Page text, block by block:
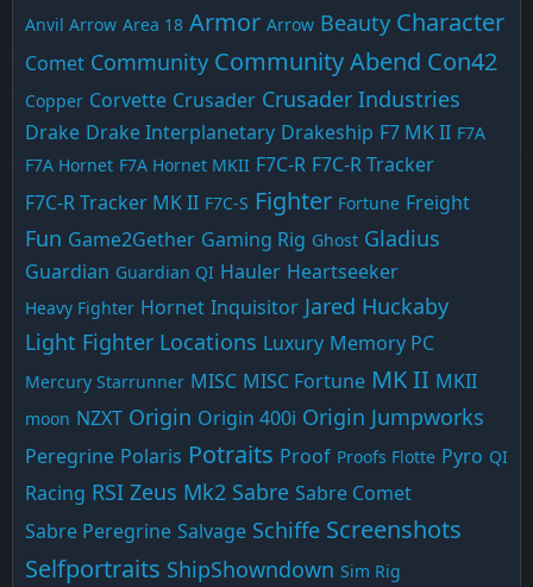
Anvil Arrow Area 18 Armor Arrow Beauty Character
Comet Community Community Abend Con42
Copper Corvette Crusader Crusader Industries
Drake Drake Interplanetary Drakeship F7 MK II F7A
F7A Hornet F7A Hornet MKII F7C-R F7C-R Tracker
F7C-R Tracker MK II F7C-S Fighter Fortune Freight
Fun Game2Gether Gaming Rig Ghost Gladius
Guardian Guardian QI Hauler Heartseeker
Heavy Fighter Hornet Inquisitor Jared Huckaby
Light Fighter Locations Luxury Memory PC
Mercury Starrunner MISC MISC Fortune MK II MKII
moon NZXT Origin Origin 400i Origin Jumpworks
Peregrine Polaris Potraits Proof Proofs Flotte Pyro QI
Racing RSI Zeus Mk2 Sabre Sabre Comet
Sabre Peregrine Salvage Schiffe Screenshots
Selfportraits ShipShowndown Sim Rig